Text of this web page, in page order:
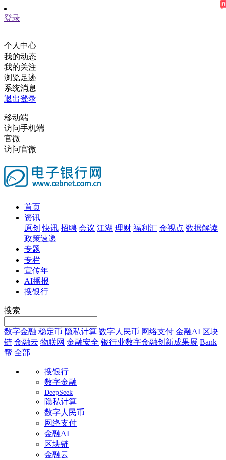
登录
个人中心
我的动态
我的关注
浏览足迹
系统消息
退出登录
移动端
访问手机端
官微
访问官微
首页
资讯
原创 快讯 招聘 会议 江湖 理财 福利汇 金视点 数据解读
政策速递
专题
专栏
宣传年
AI播报
搜银行
搜索
数字金融 稳定币 隐私计算 数字人民币 网络支付 金融AI 区块
链 金融云 物联网 金融安全 银行业数字金融创新成果展 Bank
帮 全部
搜银行
数字金融
DeepSeek
隐私计算
数字人民币
网络支付
金融AI
区块链
金融云